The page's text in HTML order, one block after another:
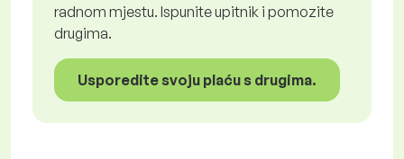
radnom mjestu. Ispunite upitnik i pomozite
drugima.
Usporedite svoju plaću s drugima.